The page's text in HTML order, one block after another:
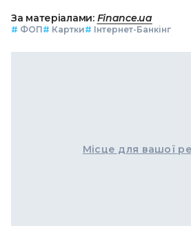
За матеріалами: Finance.ua
# ФОП# Картки# Інтернет-Банкінг
Місце для вашої